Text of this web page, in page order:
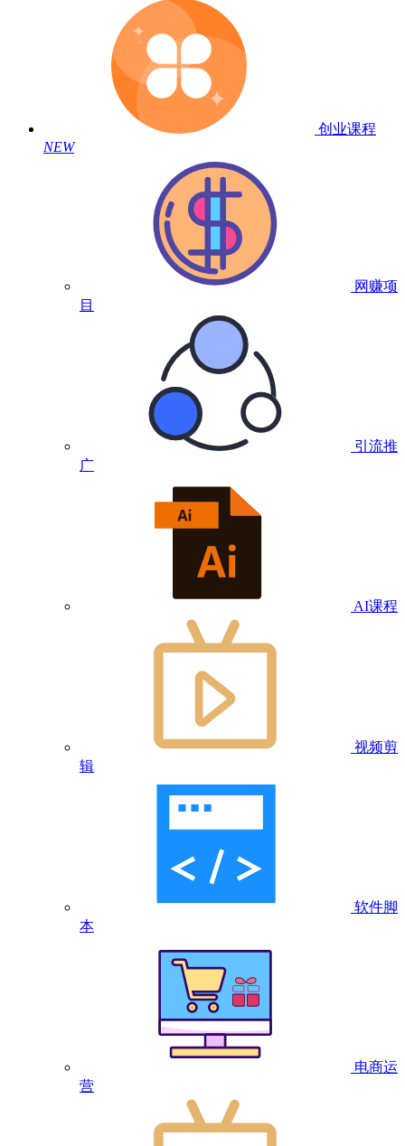
创业课程
NEW
网赚项
目
引流推
广
AI课程
视频剪
辑
软件脚
本
电商运
营